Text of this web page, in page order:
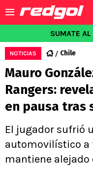
SUMATE
NOTICIAS Chile
Mauro
Rangers:
en pausa tras
El jugador sufrió
automovilístico a
mantiene alejado